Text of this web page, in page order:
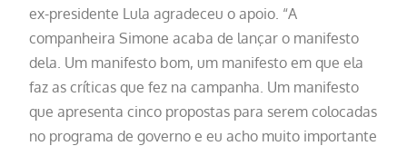
ex-presidente Lula agradeceu o apoio. “A
companheira Simone acaba de lançar o manifesto
dela. Um manifesto bom, um manifesto em que ela
faz as críticas que fez na campanha. Um manifesto
que apresenta cinco propostas para serem colocadas
no programa de governo e eu acho muito importante